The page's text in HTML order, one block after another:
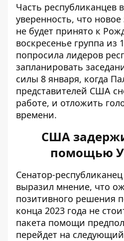
Часть республиканцев
уверенность, что новое
не будет принято к
воскресенье группа из
попросила лидеров
запланировать
силы 8 января, когда
представителей США
работе, и отложить
времени.
США
помощью
Сенатор-
выразил мнение, что
позитивного решения
конца 2023 года не
пакета помощи
перейдет на